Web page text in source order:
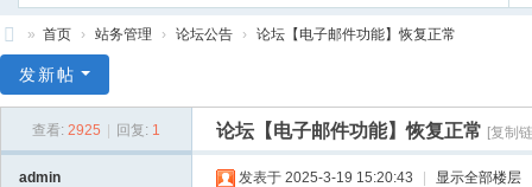
子
» 首页 › 站务管理 › 论坛公告 › 论坛【电子邮件功能】恢复正常
发新帖
查看: 2925 回复: 1 论坛【电子邮件功能】恢复正常 [复制
admin 发表于 2025-3-19 15:20:43 显示全部楼层